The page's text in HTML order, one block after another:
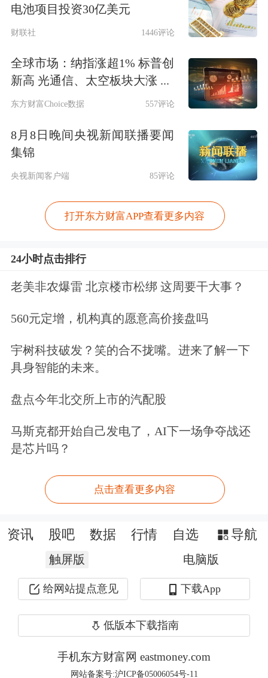
据知情人士透露，除国家人工智能产业
投资基金外，所有外部投资方的资金需
注入由创始人梁文锋管理的有限合伙企
业，而非直接投向DeepSeek主体。外部
投资方不享有公司投票权，仅可获取优
先财务信息并拥有后续融资的优先投资
权。所有投资方股权设有五年锁定期，
锁定期内不得转让。
这一安排在初创企业中极为罕见——字
可在市场流通。有知情人士称，梁文锋
坚定主张AI技术开源普惠，五年锁定期
正是为了筛选不追求短期套现的长期资
此外，梁文锋团队还要求核查所有出资
基金背后的有限合伙人真实身份，规避
股权流入不明主体的风险。这一穿透式
核查机制在创业融资中极为罕见。
唯一的例外是国家人工智能产业投资基
金，该基金直接注资DeepSeek主体，不
受锁定期约束并享有投票权。
工商信息显示，目前梁文锋直接持有
Deepseek（杭州深度求索人工智能
技术研究有限公司）34%的股份，最终
受益股份约84.29%，拥有100%表决
电池项目投资30亿美元
财联社 1446评论
全球市场：纳指涨超1% 标普创
新高 光通信、太空板块大涨 ...
东方财富Choice数据 557评论
8月8日晚间央视新闻联播要闻
集锦
央视新闻客户端 85评论
打开东方财富APP查看更多内容
24小时点击排行
老美非农爆雷 北京楼市松绑 这周要干大事？
560元定增，机构真的愿意高价接盘吗
宇树科技破发？笑的合不拢嘴。进来了解一下
具身智能的未来。
盘点今年北交所上市的汽配股
马斯克都开始自己发电了，AI下一场争夺战还
是芯片吗？
点击查看更多内容
资讯 股吧 数据 行情 自选 导航
触屏版 电脑版
给网站提点意见 下载App
低版本下载指南
手机东方财富网 eastmoney.com
网站备案号:沪ICP备05006054号-11